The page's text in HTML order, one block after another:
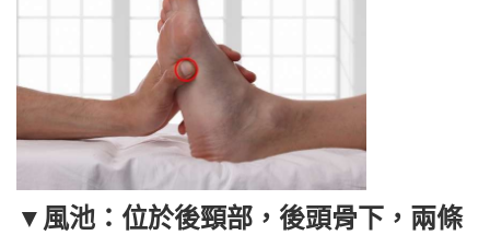
▼風池：位於後頸部，後頭骨下，兩條